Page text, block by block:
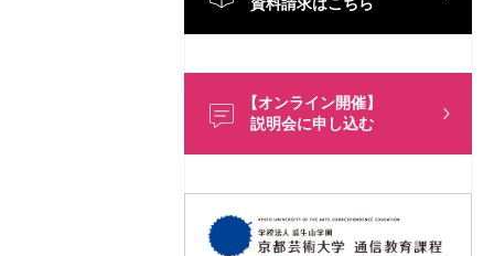
【オンライン開催】
説明会に申し込む